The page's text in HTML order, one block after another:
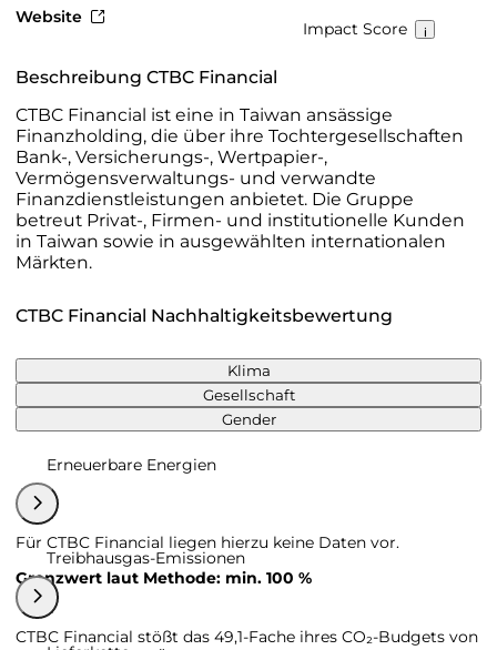
Website
Impact Score
Beschreibung CTBC Financial
CTBC Financial ist eine in Taiwan ansässige
Finanzholding, die über ihre Tochtergesellschaften
Bank-, Versicherungs-, Wertpapier-,
Vermögensverwaltungs- und verwandte
Finanzdienstleistungen anbietet. Die Gruppe
betreut Privat-, Firmen- und institutionelle Kunden
in Taiwan sowie in ausgewählten internationalen
Märkten.
CTBC Financial Nachhaltigkeitsbewertung
Klima
Gesellschaft
Gender
Erneuerbare Energien
Für CTBC Financial liegen hierzu keine Daten vor.
Grenzwert laut Methode: min. 100 %
Treibhausgas-Emissionen
CTBC Financial stößt das 49,1-Fache ihres CO₂-Budgets von